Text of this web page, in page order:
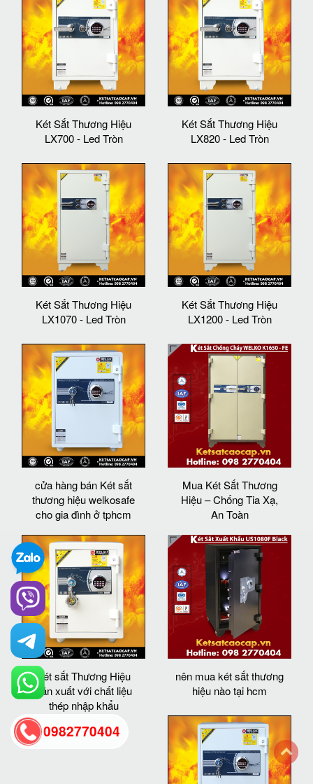
Két Sắt Thương Hiệu
LX700 - Led Tròn
Két Sắt Thương Hiệu
LX820 - Led Tròn
Két Sắt Thương Hiệu
LX1070 - Led Tròn
Két Sắt Thương Hiệu
LX1200 - Led Tròn
cửa hàng bán Két sắt
thương hiệu welkosafe
cho gia đình ở tphcm
Mua Két Sắt Thương
Hiệu – Chống Tia Xạ,
An Toàn
Két sắt Thương Hiệu
sản xuất với chất liệu
thép nhập khẩu
nên mua két sắt thương
hiệu nào tại hcm
0982770404
back